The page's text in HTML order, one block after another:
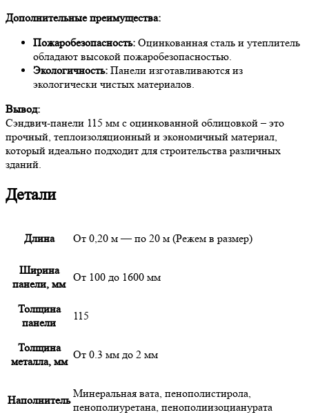
Дополнительные преимущества:
Пожаробезопасность: Оцинкованная сталь и утеплитель
обладают высокой пожаробезопасностью.
Экологичность: Панели изготавливаются из
экологически чистых материалов.
Вывод:
Сэндвич-панели 115 мм с оцинкованной облицовкой – это
прочный, теплоизоляционный и экономичный материал,
который идеально подходит для строительства различных
зданий.
Детали
Длина От 0,20 м — по 20 м (Режем в размер)
Ширина
панели, мм
От 100 до 1600 мм
Толщина
панели
115
Толщина
металла, мм
От 0.3 мм до 2 мм
Наполнитель
Минеральная вата, пенополистирола,
пенополиуретана, пенополиизоцианурата